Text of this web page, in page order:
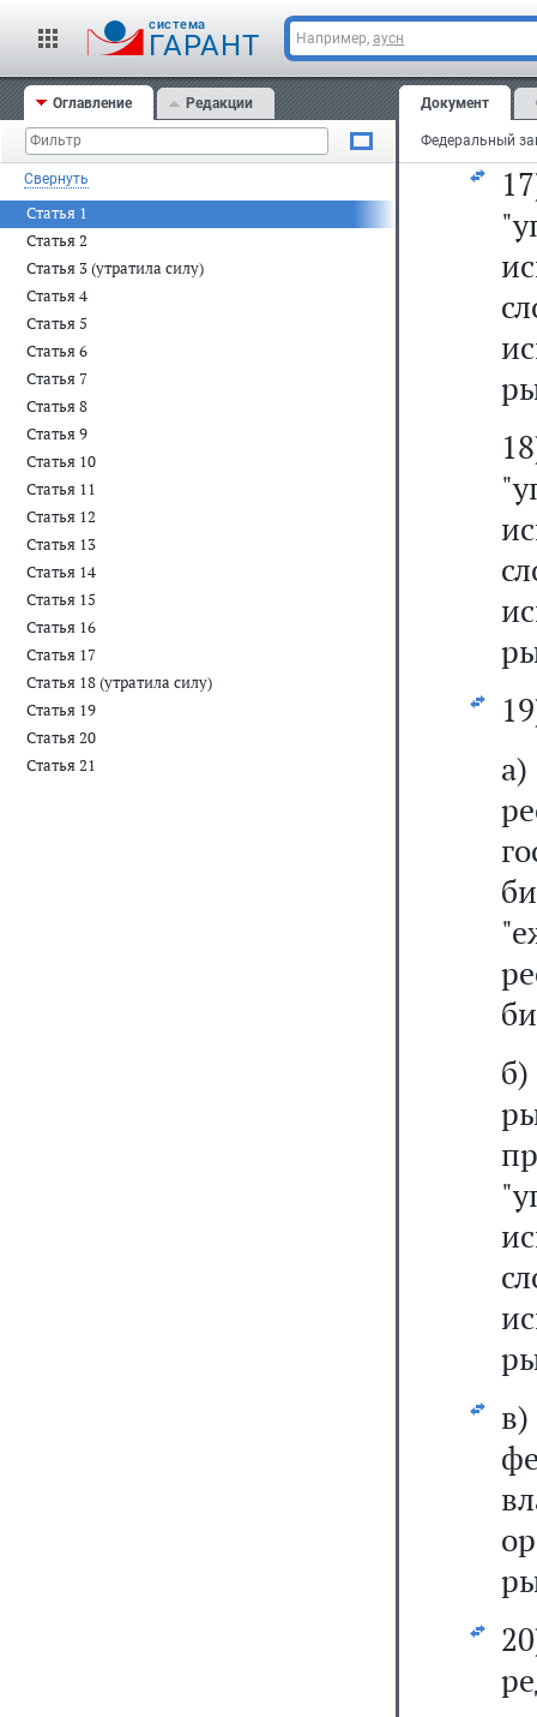
cистема
ГАРАНТ Например, аусн
Оглавление Редакции
Свернуть
Статья 1
Статья 2
Статья 3 (утратила силу)
Статья 4
Статья 5
Статья 6
Статья 7
Статья 8
Статья 9
Статья 10
Статья 11
Статья 12
Статья 13
Статья 14
Статья 15
Статья 16
Статья 17
Статья 18 (утратила силу)
Статья 19
Статья 20
Статья 21
Документ